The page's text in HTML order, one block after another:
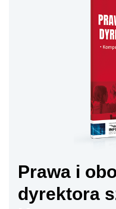
Prawa i
dyrektora